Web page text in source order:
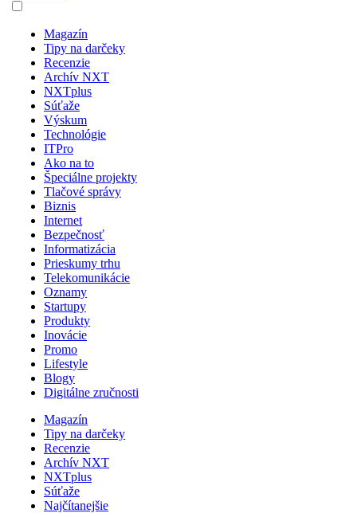
Magazín
Tipy na darčeky
Recenzie
Archív NXT
NXTplus
Súťaže
Výskum
Technológie
ITPro
Ako na to
Špeciálne projekty
Tlačové správy
Biznis
Internet
Bezpečnosť
Informatizácia
Prieskumy trhu
Telekomunikácie
Oznamy
Startupy
Produkty
Inovácie
Promo
Lifestyle
Blogy
Digitálne zručnosti
Magazín
Tipy na darčeky
Recenzie
Archív NXT
NXTplus
Súťaže
Najčítanejšie